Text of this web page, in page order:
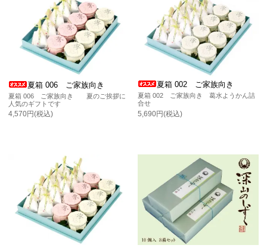
夏箱 006 ご家族向き
夏箱 006 ご家族向き 夏のご挨拶に
人気のギフトです
4,570円(税込)
夏箱 002 ご家族向き
夏箱 002 ご家族向き 葛水ようかん詰
合せ
5,690円(税込)